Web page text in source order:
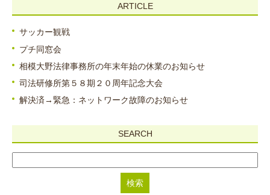
ARTICLE
サッカー観戦
プチ同窓会
相模大野法律事務所の年末年始の休業のお知らせ
司法研修所第５８期２０周年記念大会
解決済→緊急：ネットワーク故障のお知らせ
SEARCH